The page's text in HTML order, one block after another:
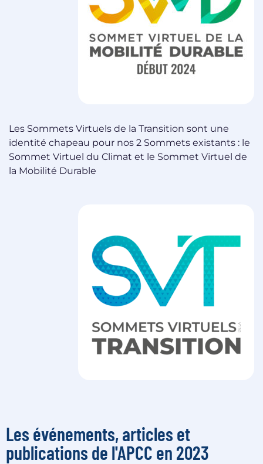
Les Sommets Virtuels de la Transition sont une
identité chapeau pour nos 2 Sommets existants : le
Sommet Virtuel du Climat et le Sommet Virtuel de
la Mobilité Durable
Les événements, articles et
publications de l'APCC en 2023